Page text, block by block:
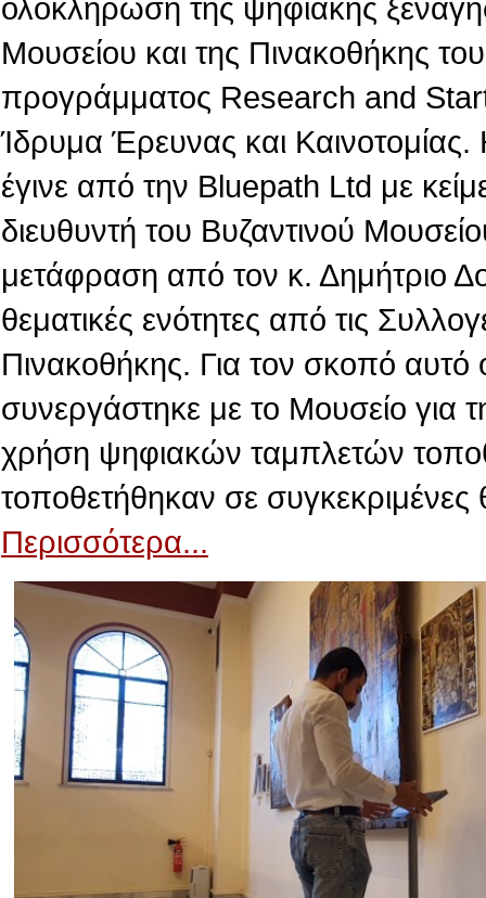
ολοκλήρωση της ψηφιακής
Μουσείου και της Πινακοθήκης
προγράμματος Research and
Ίδρυμα Έρευνας και
έγινε από την Βluepath Ltd με
διευθυντή του Βυζαντινού
μετάφραση από τον κ. Δημήτριο
θεματικές ενότητες από τις
Πινακοθήκης. Για τον σκοπό
συνεργάστηκε με το Μουσείο για
χρήση ψηφιακών ταμπλετών
τοποθετήθηκαν σε
Περισσότερα...